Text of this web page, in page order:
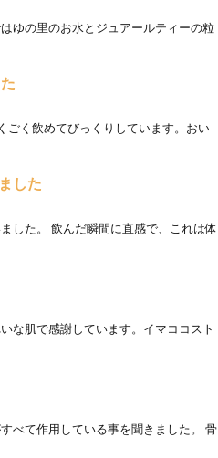
ゆの里のお水とジュアールティーの粒
ごく飲めてびっくりしています。おい
した
した。 飲んだ瞬間に直感で、これは体
な肌で感謝しています。イマココスト
べて作用している事を聞きました。 骨